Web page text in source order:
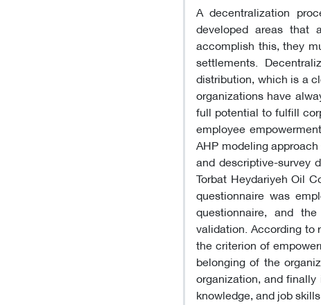
A decentralization
developed areas that
accomplish this, they
settlements.
distribution, which is a
organizations have
full potential to fulfill
employee
AHP modeling
and descriptive-survey
Torbat Heydariyeh Oil
questionnaire was
questionnaire, and
validation. According to
the criterion of
belonging of the
organization, and
knowledge, and job